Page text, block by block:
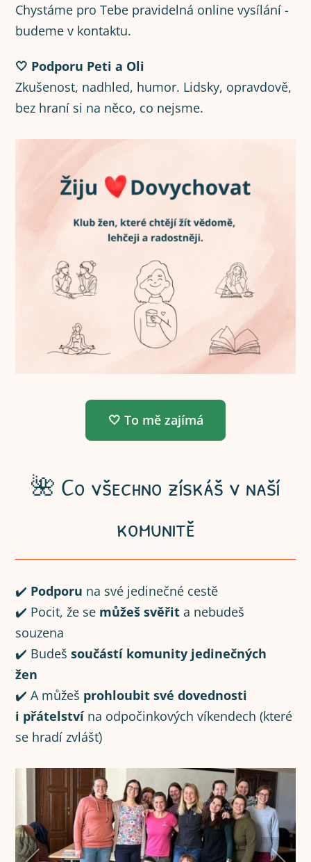
Chystáme pro Tebe pravidelná online vysílání -
budeme v kontaktu.
🤍 Podporu Peti a Oli
Zkušenost, nadhled, humor. Lidsky, opravdově,
bez hraní si na něco, co nejsme.
🤍 To mě zajímá
🌺 Co všechno získáš v naší
komunitě
✔️ Podporu na své jedinečné cestě
✔️ Pocit, že se můžeš svěřit a nebudeš
souzena
✔️ Budešsoučástí komunity jedinečných
žen
✔️ A můžeš prohloubit své dovednosti
i přátelství na odpočinkových víkendech (které
se hradí zvlášť)